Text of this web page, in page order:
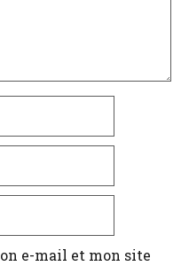
e-mail et mon site